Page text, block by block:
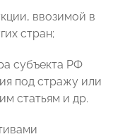
ввозимой в
стран;
субъекта РФ
под стражу или
статьям и др.